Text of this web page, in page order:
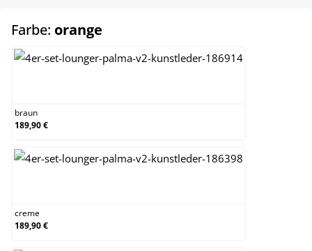
Farbe: orange
braun
189,90 €
creme
189,90 €